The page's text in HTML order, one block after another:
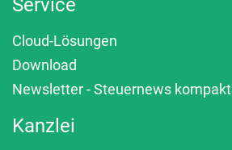
Service
Cloud-Lösungen
Download
Newsletter - Steuernews kompakt
Kanzlei